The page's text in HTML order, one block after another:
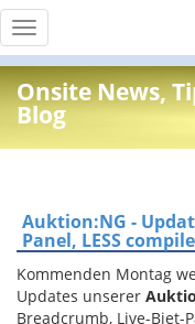
Toggle
navigation
Onsite News,
Blog
Auktion:NG -
Panel, LESS
Kommenden Montag
Updates unserer
Breadcrumb, Live-Biet-